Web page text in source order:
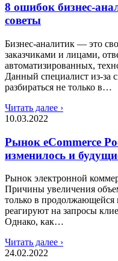
8 ошибок бизнес-
советы
Бизнес-аналитик — это
заказчиками и лицами,
автоматизированных,
Данный специалист из-за
разбираться не только в…
Читать далее ›
10.03.2022
Рынок eCommerce
изменилось и
Рынок электронной
Причины увеличения
только в
реагируют на запросы
Однако, как…
Читать далее ›
24.02.2022